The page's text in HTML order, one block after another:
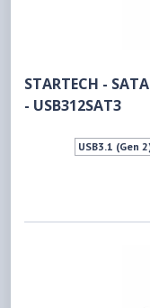
STARTECH -
- USB312SAT3
USB3.1 (Gen